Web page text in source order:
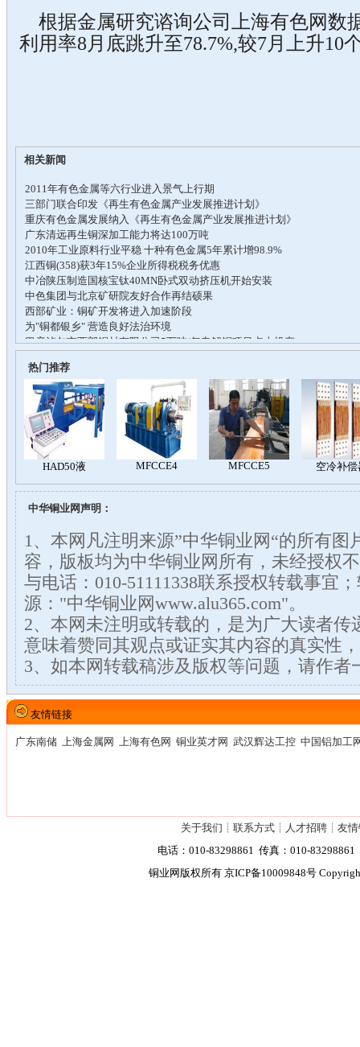
根据金属研究谘询公司上海有色网数
利用率8月底跳升至78.7%,较7月上升10
相关新闻
热门推荐
中华铜业网声明：
1、本网凡注明来源”中华铜业网“的所有图
容，版板均为中华铜业网所有，未经授权
与电话：010-51111338联系授权转载事宜
源："中华铜业网www.alu365.com"。
2、本网未注明或转载的，是为广大读者传
意味着赞同其观点或证实其内容的真实性
3、如本网转载稿涉及版权等问题，请作者